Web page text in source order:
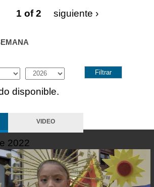
1 of 2 siguiente ›
Year
disponible.
VIDEO